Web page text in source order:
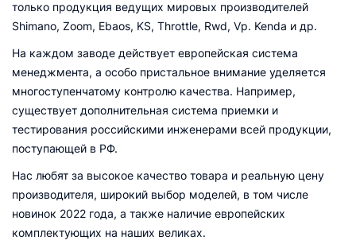
только продукция ведущих мировых производителей
Shimano, Zoom, Ebaos, KS, Throttle, Rwd, Vp. Kenda и др.
На каждом заводе действует европейская система
менеджмента, а особо пристальное внимание уделяется
многоступенчатому контролю качества. Например,
существует дополнительная система приемки и
тестирования российскими инженерами всей продукции,
поступающей в РФ.
Нас любят за высокое качество товара и реальную цену
производителя, широкий выбор моделей, в том числе
новинок 2022 года, а также наличие европейских
комплектующих на наших великах.